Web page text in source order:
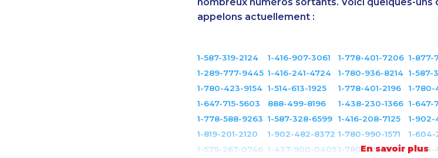
nombreux numéros sortants. Voici quelques-uns
appelons actuellement :
En savoir plus
1-587-319-2124 1-416-907-3061 1-778-401-7206 1-877-
1-289-777-9445 1-416-241-4724 1-780-936-8214 1-587-
1-780-423-9154 1-514-613-1925 1-778-401-2196 1-780-
1-647-715-5603
888-499-8196 1-438-230-1366 1-647-
1-778-588-9263 1-587-328-6599 1-416-208-7125 1-902-
1-819-201-2120
1-902-482-8372 1-780-990-1571 1-604-
1-579-267-0746 1-437-900-04051-780-426-2842 1-778-